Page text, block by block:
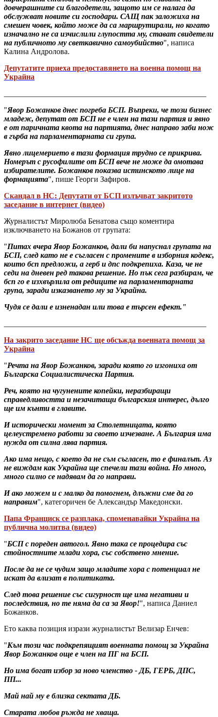
довчерашните си благодетели, защото им се налага да
обслужват новите си господари. САЩ пак заложиха на
смешен човек, който може да са маршрутирали, но когато
изначално не са изчислили глупостта му, стават свидетели
на публичното му светкавично самоубийство", написа
Калина Андролова.
Депутатите приеха предоставянето на военна помощ на
Украйна
"Явор Божанков днес погреба БСП. Въпреки, че този бизнес
младеж, депутат от БСП не е член на тази партия и явно
е от паричната квота на партията, днес направо заби нож
в гърба на парламентарната си група.
Явно лицемерието в тази формация трудно се прикрива.
Номерът с русофилите от БСП вече не може да омотава
избирателите. Божанков показва истинското лице на
формацията", пише Георги Зафиров.
Скандал в НС: Депутати от БСП излъчват закритото
заседание в интернет (видео)
Журналистът Миролюба Бенатова също коментира
изключването на Божанов от групата:
"Питах вчера Явор Божанков, дали би напуснал групата на
БСП, след като не е съгласен с промените в изборния кодекс,
които бсп предложи, а герб и дпс подкрепиха. Каза, че не
седи на дневен ред такова решение. Но пък сега разбирам, че
бсп го е изхвърлила от редиците на парламентарната
група, заради изказването му за Украйна.
Чудя се дали е изненадан или това е търсен ефект."
На закрито заседание НС ще обсъжда военната помощ за
Украйна
"Речта на Явор Божанков, заради която го изгониха от
Българска Социалистическа Партия.
Реч, която на чугунените копейки, неразбиращи
справедливостта и незачитащи българския интерес, дълго
ще им кънти в главите.
И исторически момент за Столетницата, която
целеустремено работи за своето изчезване. А България има
нужда от силна лява партия.
Ако има нещо, с което да не съм съгласен, то е финалът. Аз
не виждам как Украйна ще спечели тази война. Но много,
много силно се надявам да го направи.
И ако можем и с малко да помогнем, длъжни сме да го
направим", категоричен бе Александър Македонски.
Папа Франциск се разплака, споменавайки Украйна на
публична молитва (видео)
"БСП с пореден автогол. Явно така се процедира със
стойностните млади хора, със собствено мнение.
После да не се чудим защо младите хора с потенциал не
искат да влизат в политиката.
След това решение със сигурност ще има негативи и
последствия, но те няма да са за Явор!", написа Даниел
Божанков.
Ето каква позиция изрази журналистът Велизар Енчев:
"Към този час подкрепящият военната помощ за Украйна
Явор Божанков още е член на ПГ на БСП.
Но има богат избор за ново членство - ДБ, ГЕРБ, ДПС,
ПП...
Май най му е близка сектата ДБ.
Старата любов ръжда не хваща.